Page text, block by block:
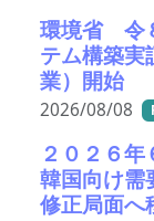
環境省 令
テム構築実
業）開始
2026/08/08
２０２６
韓国向け
修正局面へ